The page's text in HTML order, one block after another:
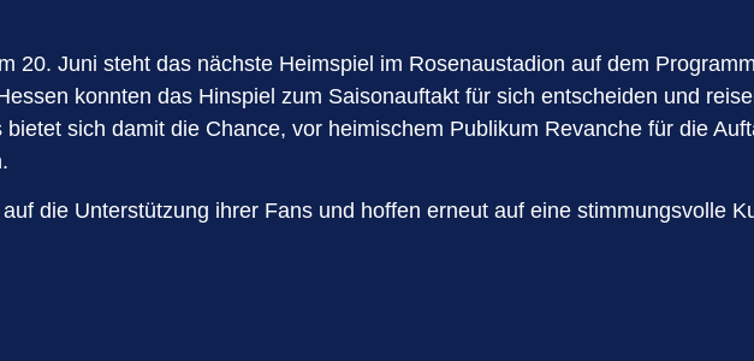
20. Juni steht das nächste Heimspiel im Rosenaustadion auf dem
konnten das Hinspiel zum Saisonauftakt für sich entscheiden und
sich damit die Chance, vor heimischem Publikum Revanche für die
die Unterstützung ihrer Fans und hoffen erneut auf eine stimmungsvolle